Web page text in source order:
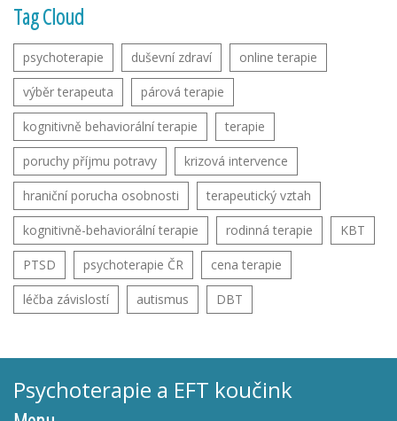
Tag Cloud
psychoterapie duševní zdraví online terapie
výběr terapeuta párová terapie
kognitivně behaviorální terapie terapie
poruchy příjmu potravy krizová intervence
hraniční porucha osobnosti terapeutický vztah
kognitivně-behaviorální terapie rodinná terapie KBT
PTSD psychoterapie ČR cena terapie
léčba závislostí autismus DBT
Psychoterapie a EFT koučink